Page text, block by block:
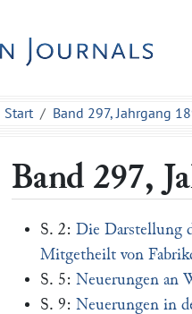
Start Band 297, Jahrgang
Band 297,
S. 2: Die Darstellung
Mitgetheilt von
S. 5: Neuerungen an
S. 9: Neuerungen in